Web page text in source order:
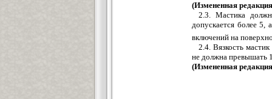
(Измененная
2.3. Мастика
допускается более 5,
включений на
2.4. Вязкость
не должна превышать
(Измененная